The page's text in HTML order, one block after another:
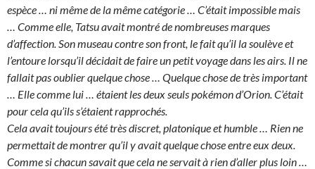
espèce … ni même de la même catégorie … C’était impossible mais
… Comme elle, Tatsu avait montré de nombreuses marques
d’affection. Son museau contre son front, le fait qu’il la soulève et
l’entoure lorsqu’il décidait de faire un petit voyage dans les airs. Il ne
fallait pas oublier quelque chose … Quelque chose de très important
… Elle comme lui … étaient les deux seuls pokémon d’Orion. C’était
pour cela qu’ils s’étaient rapprochés.
Cela avait toujours été très discret, platonique et humble … Rien ne
permettait de montrer qu’il y avait quelque chose entre eux deux.
Comme si chacun savait que cela ne servait à rien d’aller plus loin …